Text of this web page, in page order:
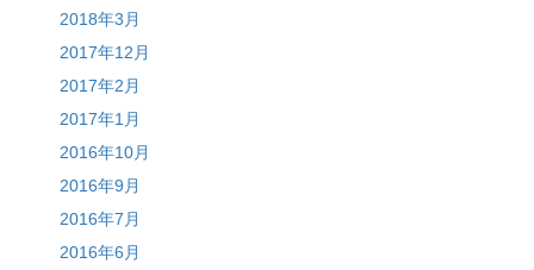
2018年3月
2017年12月
2017年2月
2017年1月
2016年10月
2016年9月
2016年7月
2016年6月